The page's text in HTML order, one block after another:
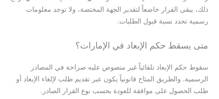
ذلك، يبقى القرار خاضعاً لتقدير الجهة المختصة، ولا توجد معلومات
رسمية تحدد نسبة قبول الطلبات.
متى يسقط حكم الإبعاد في الإمارات؟
سقوط حكم الإبعاد تلقائياً غير منصوص عليه صراحة في المصادر
الرسمية. والطريق المتاح قانونياً يكون عبر تقديم طلب لإلغاء الإبعاد أو
طلب الحصول على موافقة للعودة بحسب نوع القرار الصادر.